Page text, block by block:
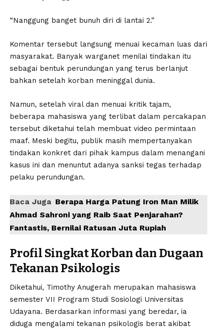
“Nanggung banget bunuh diri di lantai 2.”
Komentar tersebut langsung menuai kecaman luas dari
masyarakat. Banyak warganet menilai tindakan itu
sebagai bentuk perundungan yang terus berlanjut
bahkan setelah korban meninggal dunia.
Namun, setelah viral dan menuai kritik tajam,
beberapa mahasiswa yang terlibat dalam percakapan
tersebut diketahui telah membuat video permintaan
maaf. Meski begitu, publik masih mempertanyakan
tindakan konkret dari pihak kampus dalam menangani
kasus ini dan menuntut adanya sanksi tegas terhadap
pelaku perundungan.
Baca Juga Berapa Harga Patung Iron Man Milik
Ahmad Sahroni yang Raib Saat Penjarahan?
Fantastis, Bernilai Ratusan Juta Rupiah
Profil Singkat Korban dan Dugaan
Tekanan Psikologis
Diketahui, Timothy Anugerah merupakan mahasiswa
semester VII Program Studi Sosiologi Universitas
Udayana. Berdasarkan informasi yang beredar, ia
diduga mengalami tekanan psikologis berat akibat